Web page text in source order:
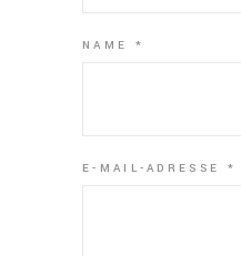
NAME *
E-MAIL-ADRESSE *